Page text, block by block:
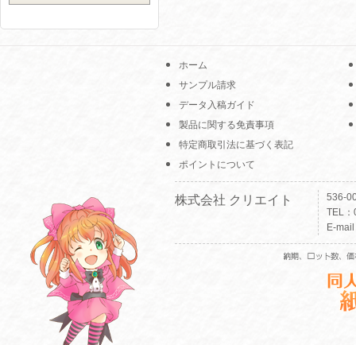
ホーム
サンプル請求
データ入稿ガイド
製品に関する免責事項
特定商取引法に基づく表記
ポイントについて
株式会社 クリエイト
536-
TEL
E-